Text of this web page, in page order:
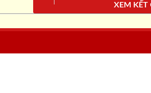
XEM KẾT